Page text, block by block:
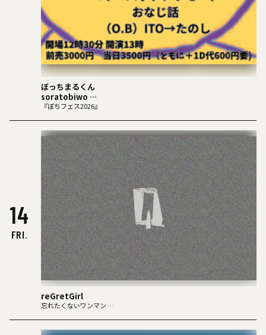
ぼっちまるくん
soratobiwo
THE S.O.S
いろかにほへと
MiYASHi
ジオメトラマ
ベリーバッドアラモード
おなじ話
（O.B）ITO→たのし
『ぼちフェス2026』
14
FRI.
reGretGirl
忘れたくないワンマン